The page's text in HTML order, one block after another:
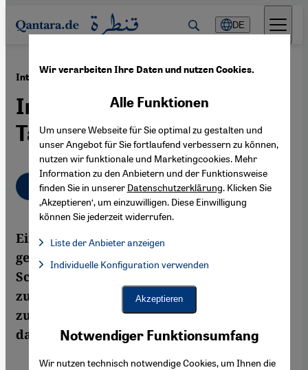
Direkt zum Inhalt springen
DE
Interview mit Ahdaf Soueif ·27.01.2012
Im Dienste der Jugend vom
Tahrir-Platz
Deutsch English عربي
Ein Jahr nach dem Beginn des Aufstands
gegen Präsident Mubarak ist die ägyptische
Schriftstellerin und Aktivistin Ahdaf Soueif
zuversichtlich, dass die Revolution noch
zum Erfolg führen kann – vorausgesetzt,
das Militär gibt die Macht vollständig ab.
Wir verarbeiten Ihre Daten und nutzen Cookies.
Notwendiger Funktionsumfang
Wir nutzen technisch notwendige Cookies, um Ihnen die
Alle Funktionen
Um unsere Webseite für Sie optimal zu gestalten und
unser Angebot für Sie fortlaufend verbessern zu können,
nutzen wir funktionale und Marketingcookies. Mehr
Information zu den Anbietern und der Funktionsweise
finden Sie in unserer Datenschutzerklärung. Klicken Sie
‚Akzeptieren‘, um einzuwilligen. Diese Einwilligung
können Sie jederzeit widerrufen.
Liste der Anbieter anzeigen
Facebook Embed / Facebook Connect, Google Maps Embed,
Facebook Embed / Facebook Connect
Google Maps Embed
Individuelle Konfiguration verwenden
Akzeptieren